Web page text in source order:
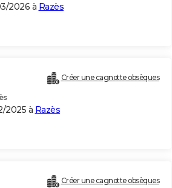
2026 à Razès
Créer une cagnotte obsèques
2025 à Razès
Créer une cagnotte obsèques